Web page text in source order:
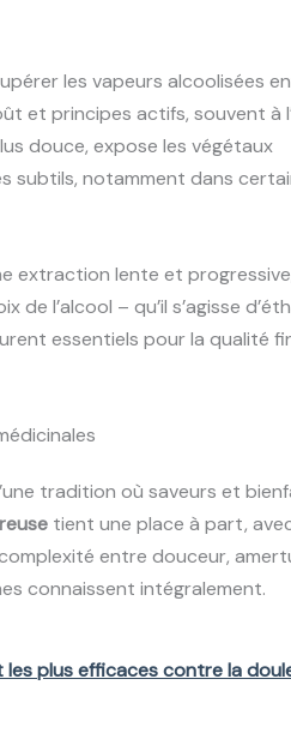
les vapeurs alcoolisées
et principes actifs, souvent à
douce, expose les végétaux
subtils, notamment dans
extraction lente et
l’alcool – qu’il s’agisse
essentiels pour la qualité
tradition où saveurs et
tient une place à part,
entre douceur,
connaissent intégralement.
les plus efficaces contre la